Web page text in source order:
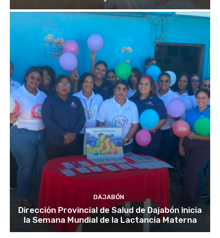
DAJABÓN
Dirección Provincial de Salud de Dajabón inicia
la Semana Mundial de la Lactancia Materna